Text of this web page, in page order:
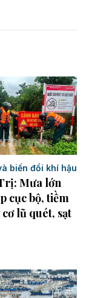
biến đổi khí hậu
Mưa lớn
cục bộ, tiềm
lũ quét, sạt